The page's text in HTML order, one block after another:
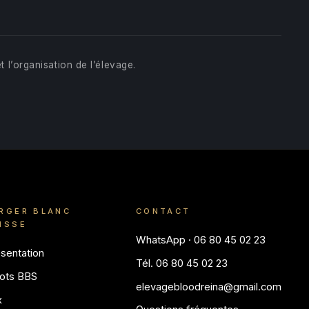
de l’élevage.
BLANC
BBS
CONTACT
WhatsApp · 06 80 45 02 23
Tél. 06 80 45 02 23
elevagebloodreina@gmail.com